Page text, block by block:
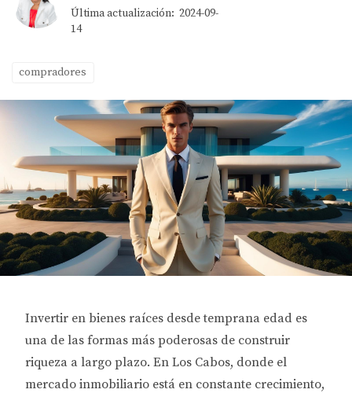
Última actualización: 2024-09-
14
compradores
Invertir en bienes raíces desde temprana edad es
una de las formas más poderosas de construir
riqueza a largo plazo. En Los Cabos, donde el
mercado inmobiliario está en constante crecimiento,